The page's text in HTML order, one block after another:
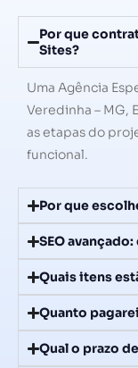
Por que
Sites?
Uma Agência
Veredinha – MG,
as etapas do
funcional.
Por que
SEO
Quais itens
Quanto
Qual o prazo